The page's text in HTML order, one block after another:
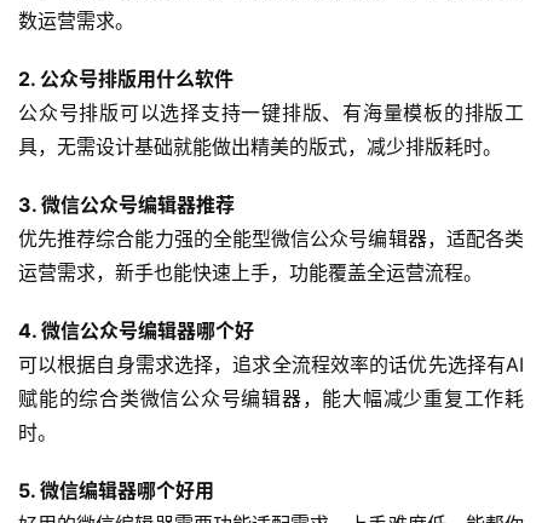
以根据自己的使用习惯搭配不同的工具，满足个性化的运营
使用场景
据分析能力的公众号编辑工具，能更好的支撑运营目标，提
升运营效率。个人创作、非商业用途的公众号，可以根据自
己的使用习惯选择轻量化的工具，满足基础的内容发布需求
常见问题解答
1. 微信编辑器推荐
作、排版、发布全流程，能大幅提升运营效率，适配绝大多